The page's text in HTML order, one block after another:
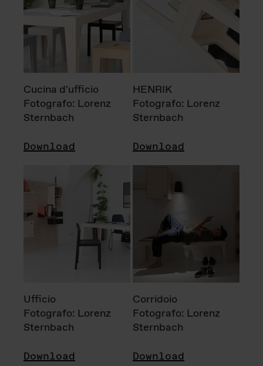
Cucina d'ufficio
Fotografo: Lorenz
Sternbach
Download
HENRIK
Fotografo: Lorenz
Sternbach
Download
Ufficio
Fotografo: Lorenz
Sternbach
Download
Corridoio
Fotografo: Lorenz
Sternbach
Download